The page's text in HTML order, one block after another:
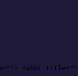
<abbr title="">